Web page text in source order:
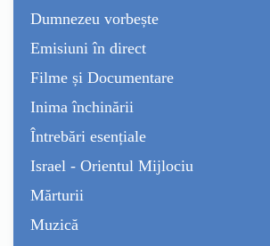
Dumnezeu vorbește
Emisiuni în direct
Filme și Documentare
Inima închinării
Întrebări esențiale
Israel - Orientul Mijlociu
Mărturii
Muzică